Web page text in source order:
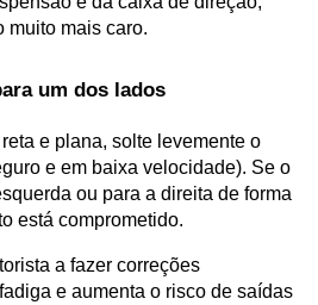
muito mais caro.
um dos lados
e plana, solte levemente o
e em baixa velocidade). Se o
ou para a direita de forma
está comprometido.
a fazer correções
e aumenta o risco de saídas